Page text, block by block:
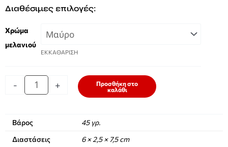
Διαθέσιμες επιλογές:
Χρώμα
μελανιού
ΕΚΚΑΘΑΡΙΣΗ
-
Shiny
S-
σειρών
+
Προσθήκη στο
καλάθι
Βάρος
45 γρ.
Διαστάσεις
6 × 2,5 × 7,5 cm